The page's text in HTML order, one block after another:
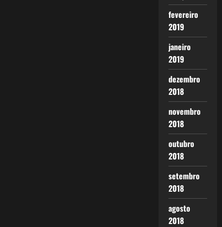
fevereiro
2019
janeiro
2019
dezembro
2018
novembro
2018
outubro
2018
setembro
2018
agosto
2018